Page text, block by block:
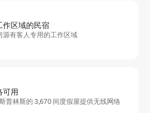
作区域的民宿
源有客人专用的工作区域
可用
普林斯的 3,670 间度假屋提供无线网络